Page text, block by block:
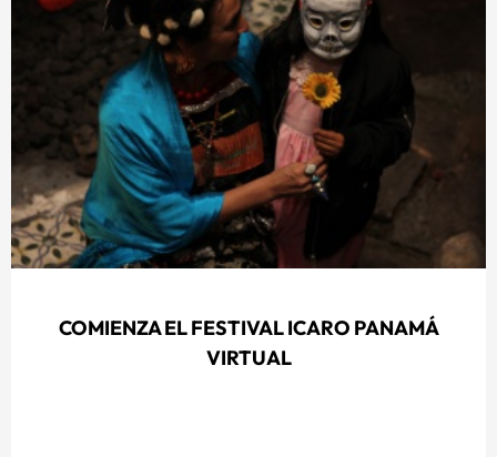
COMIENZA EL FESTIVAL ICARO PANAMÁ
VIRTUAL